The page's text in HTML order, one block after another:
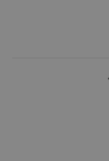
Ideaal voor